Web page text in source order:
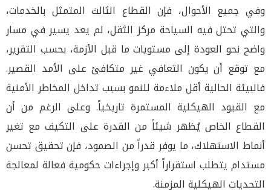
وفي جميع الأحوال، فإن القطاع الثالث المتمثل بالخدمات،
والتي تحتل فيه السياحة مركز الثقل، لم يعد يسير في مسار
واضح نحو العودة إلى مستويات ما قبل الأزمة، بحسب التقرير،
مع توقع أن يكون التعافي غير متكافئ على الأمد القصير.
فالبيئة الحالية أقل ملاءمة للنمو بسبب تداخل المخاطر الأمنية
مع القيود الهيكلية المستمرة تاريخياً. وعلى الرغم من أن
القطاع الخاص يُظهر شيئاً من القدرة على التكيف مع تغير
أنماط الاستهلاك، ما يوفر قدراً من الصمود، فإن تحقيق تحسن
مستدام يتطلب استقراراً أكبر وإجراءات حكومية فعالة لمعالجة
التحديات الهيكلية المزمنة.